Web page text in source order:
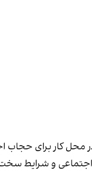
در محل کار برای
اجتماعی و